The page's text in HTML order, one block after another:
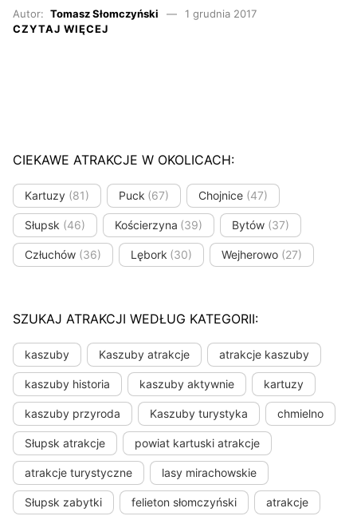
Autor: Tomasz Słomczyński
1 grudnia 2017
CZYTAJ WIĘCEJ
CIEKAWE ATRAKCJE W OKOLICACH:
Kartuzy (81) Puck (67) Chojnice (47)
Słupsk (46) Kościerzyna (39) Bytów (37)
Człuchów (36) Lębork (30) Wejherowo (27)
SZUKAJ ATRAKCJI WEDŁUG KATEGORII:
kaszuby Kaszuby atrakcje atrakcje kaszuby
kaszuby historia kaszuby aktywnie kartuzy
kaszuby przyroda Kaszuby turystyka chmielno
Słupsk atrakcje powiat kartuski atrakcje
atrakcje turystyczne lasy mirachowskie
Słupsk zabytki felieton słomczyński atrakcje